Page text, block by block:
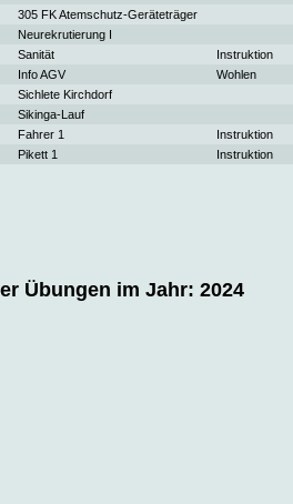
305 FK Atemschutz-Geräteträger
Neurekrutierung I
Sanität Instruktion
Info AGV Wohlen
Sichlete Kirchdorf
Sikinga-Lauf
Fahrer 1 Instruktion
Pikett 1 Instruktion
Übungen im Jahr: 2024